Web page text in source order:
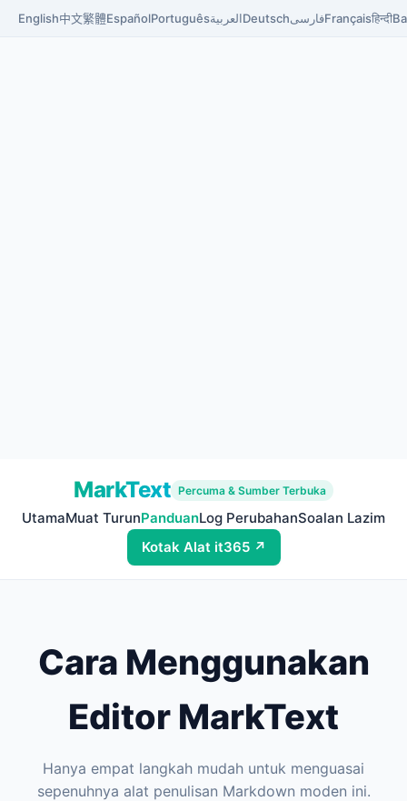
English中文繁體EspañolPortuguêsالعربيةDeutschفارسیFrançaisहिन्दी
MarkText Percuma & Sumber Terbuka
UtamaMuat TurunPanduanLog PerubahanSoalan Lazim
Kotak Alat it365 ↗
Cara Menggunakan
Editor MarkText
Hanya empat langkah mudah untuk menguasai
sepenuhnya alat penulisan Markdown moden ini.